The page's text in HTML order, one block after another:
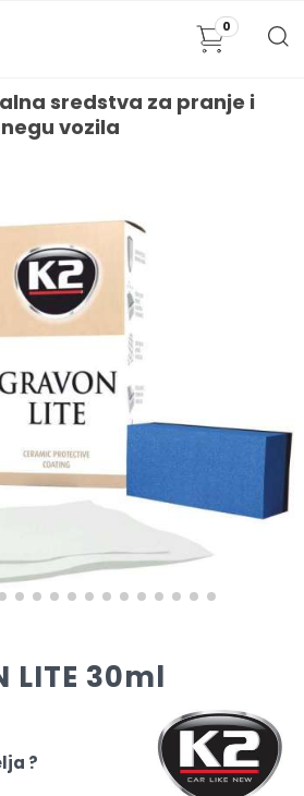
0
sredstva za pranje i
negu vozila
LITE 30ml
?